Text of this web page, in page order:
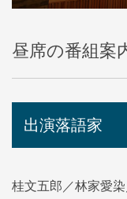
昼席の番組案
出演落語家
桂文五郎／林家愛